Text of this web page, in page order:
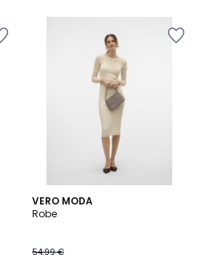
VERO MODA
Robe
54,99 €